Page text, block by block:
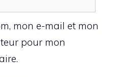
mon e-mail et mon
pour mon